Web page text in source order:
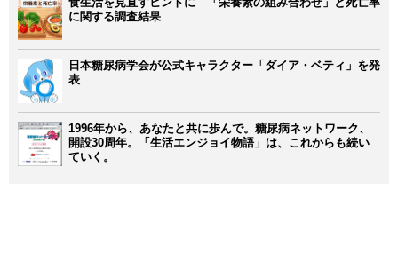
に関する調査結果
日本糖尿病学会が公式キャラクター「ダイア・ベティ」を発
表
1996年から、あなたと共に歩んで。糖尿病ネットワーク、
開設30周年。「生活エンジョイ物語」は、これからも続い
ていく。